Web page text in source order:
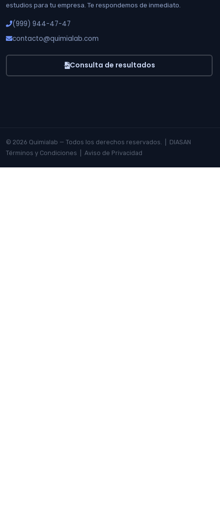
estudios para tu empresa. Te respondemos de inmediato.
(999) 944-47-47
contacto@quimialab.com
Consulta de resultados
© 2026 Quimialab — Todos los derechos reservados. | DIASAN
Términos y Condiciones
Aviso de Privacidad